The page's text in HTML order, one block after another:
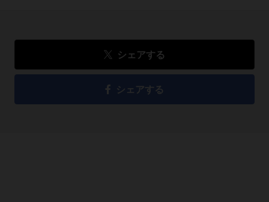
シェアする
シェアする